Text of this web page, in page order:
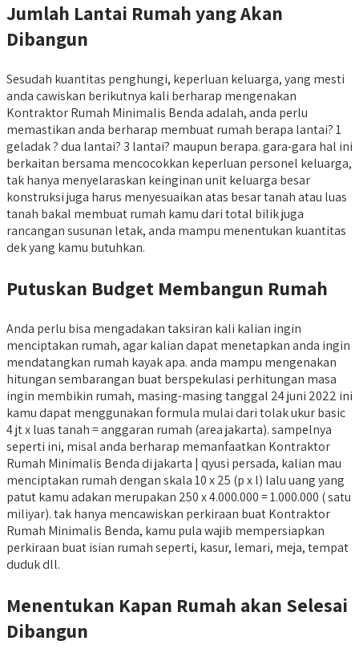
Jumlah Lantai Rumah yang Akan
Dibangun
Sesudah kuantitas penghungi, keperluan keluarga, yang mesti
anda cawiskan berikutnya kali berharap mengenakan
Kontraktor Rumah Minimalis Benda adalah, anda perlu
memastikan anda berharap membuat rumah berapa lantai? 1
geladak ? dua lantai? 3 lantai? maupun berapa. gara-gara hal ini
berkaitan bersama mencocokkan keperluan personel keluarga,
tak hanya menyelaraskan keinginan unit keluarga besar
konstruksi juga harus menyesuaikan atas besar tanah atau luas
tanah bakal membuat rumah kamu dari total bilik juga
rancangan susunan letak, anda mampu menentukan kuantitas
dek yang kamu butuhkan.
Putuskan Budget Membangun Rumah
Anda perlu bisa mengadakan taksiran kali kalian ingin
menciptakan rumah, agar kalian dapat menetapkan anda ingin
mendatangkan rumah kayak apa. anda mampu mengenakan
hitungan sembarangan buat berspekulasi perhitungan masa
ingin membikin rumah, masing-masing tanggal 24 juni 2022 ini
kamu dapat menggunakan formula mulai dari tolak ukur basic
4 jt x luas tanah = anggaran rumah (area jakarta). sampelnya
seperti ini, misal anda berharap memanfaatkan Kontraktor
Rumah Minimalis Benda di jakarta | qyusi persada, kalian mau
menciptakan rumah dengan skala 10 x 25 (p x l) lalu uang yang
patut kamu adakan merupakan 250 x 4.000.000 = 1.000.000 ( satu
miliyar). tak hanya mencawiskan perkiraan buat Kontraktor
Rumah Minimalis Benda, kamu pula wajib mempersiapkan
perkiraan buat isian rumah seperti, kasur, lemari, meja, tempat
duduk dll.
Menentukan Kapan Rumah akan Selesai
Dibangun